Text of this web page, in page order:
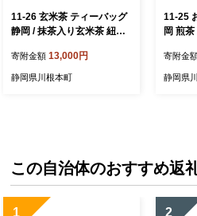
11-26 玄米茶 ティーバッグ
静岡 / 抹茶入り玄米茶 紐付
寄附金額 13,000円
静岡県川根本町
11-25
岡 煎
寄附金
静岡県
この自治体のおすすめ返
1 2